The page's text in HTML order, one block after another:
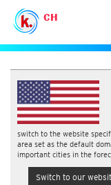
CH
switch to the website
area set as the default
important cities in the
Switch to our